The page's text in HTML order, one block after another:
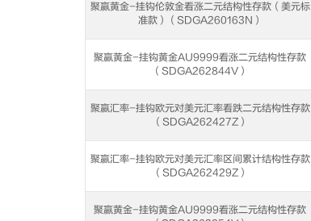
聚赢黄金-挂钩伦敦金看涨二元结构性存款（美元标
准款）（SDGA260163N）
聚赢黄金-挂钩黄金AU9999看涨二元结构性存款
（SDGA262844V）
聚赢汇率-挂钩欧元对美元汇率看跌二元结构性存款
（SDGA262427Z）
聚赢汇率-挂钩欧元对美元汇率区间累计结构性存款
（SDGA262429Z）
聚赢黄金-挂钩黄金AU9999看涨二元结构性存款